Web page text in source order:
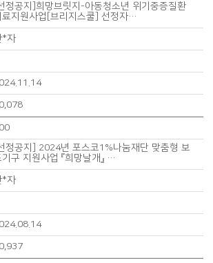
정공지]희망브릿지-아동청소년 위기중증질환
료지원사업[브리지스쿨] 선정자…
*자
정공지] 2024년 포스코1%나눔재단 맞춤형 보
구 지원사업 『희망날개』 …
*자